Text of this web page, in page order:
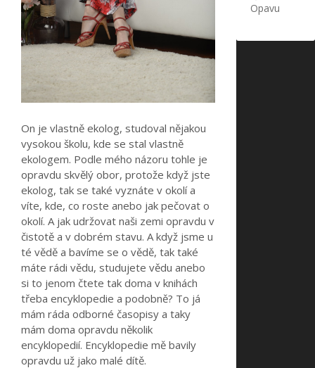
On je vlastně ekolog, studoval nějakou
vysokou školu, kde se stal vlastně
ekologem. Podle mého názoru tohle je
opravdu skvělý obor, protože když jste
ekolog, tak se také vyznáte v okolí a
víte, kde, co roste anebo jak pečovat o
okolí. A jak udržovat naši zemi opravdu v
čistotě a v dobrém stavu. A když jsme u
té vědě a bavíme se o vědě, tak také
máte rádi vědu, studujete vědu anebo
si to jenom čtete tak doma v knihách
třeba encyklopedie a podobně? To já
mám ráda odborné časopisy a taky
mám doma opravdu několik
encyklopedií. Encyklopedie mě bavily
opravdu už jako malé dítě.
Opavu